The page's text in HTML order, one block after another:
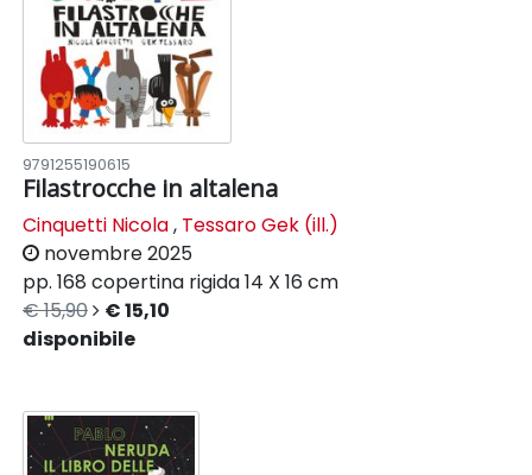
9791255190615
Filastrocche in altalena
Cinquetti Nicola, Tessaro Gek (ill.)
novembre 2025
pp. 168 copertina rigida14 X 16 cm
€ 15,90
€ 15,10
disponibile